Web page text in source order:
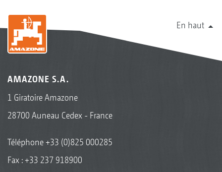
En haut
AMAZONE S.A.
1 Giratoire Amazone
28700 Auneau Cedex - France
Téléphone+33 (0)825 000285
Fax : +33 237 918900